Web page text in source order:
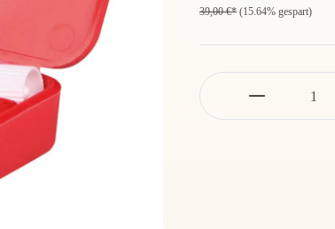
39,00 €* (15.64% gespart)